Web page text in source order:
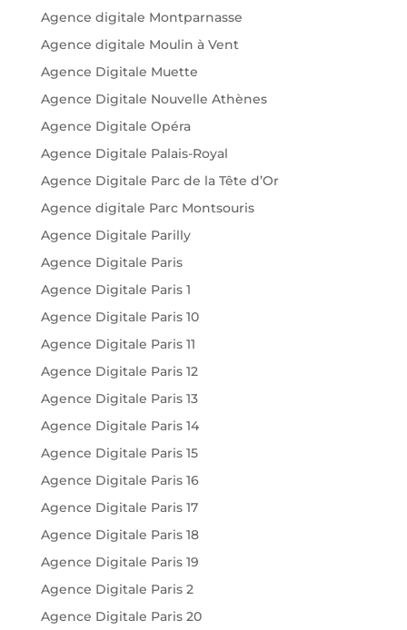
Agence digitale Montparnasse
Agence digitale Moulin à Vent
Agence Digitale Muette
Agence Digitale Nouvelle Athènes
Agence Digitale Opéra
Agence Digitale Palais-Royal
Agence Digitale Parc de la Tête d’Or
Agence digitale Parc Montsouris
Agence Digitale Parilly
Agence Digitale Paris
Agence Digitale Paris 1
Agence Digitale Paris 10
Agence Digitale Paris 11
Agence Digitale Paris 12
Agence Digitale Paris 13
Agence Digitale Paris 14
Agence Digitale Paris 15
Agence Digitale Paris 16
Agence Digitale Paris 17
Agence Digitale Paris 18
Agence Digitale Paris 19
Agence Digitale Paris 2
Agence Digitale Paris 20